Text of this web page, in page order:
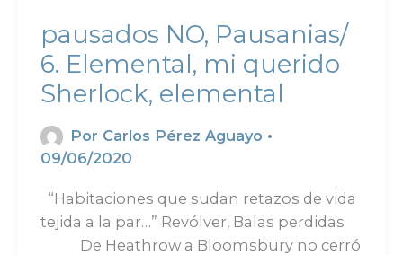
pausados NO, Pausanias/
6. Elemental, mi querido
Sherlock, elemental
Por Carlos Pérez Aguayo •
09/06/2020
“Habitaciones que sudan retazos de vida
tejida a la par…” Revólver, Balas perdidas
De Heathrow a Bloomsbury no cerró